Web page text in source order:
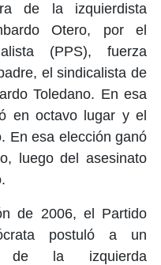
de la izquierdista
Otero, por el
(PPS), fuerza
el sindicalista de
Toledano. En esa
en octavo lugar y el
En esa elección ganó
luego del asesinato
de 2006, el Partido
postuló a un
de la izquierda